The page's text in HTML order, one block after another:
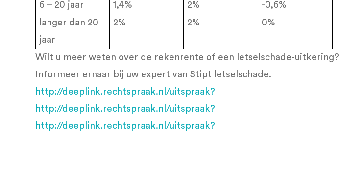
6 – 20 jaar
1,4% 2%
-0,6%
langer dan 20
jaar
2% 2% 0%
Wilt u meer weten over de rekenrente of een letselschade-uitkering?
Informeer ernaar bij uw expert van Stipt letselschade.
http://deeplink.rechtspraak.nl/uitspraak?
http://deeplink.rechtspraak.nl/uitspraak?
http://deeplink.rechtspraak.nl/uitspraak?